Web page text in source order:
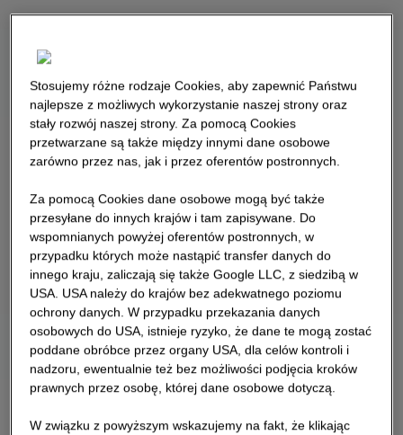
Stosujemy różne rodzaje Cookies, aby zapewnić Państwu
najlepsze z możliwych wykorzystanie naszej strony oraz
stały rozwój naszej strony. Za pomocą Cookies
przetwarzane są także między innymi dane osobowe
zarówno przez nas, jak i przez oferentów postronnych.
Za pomocą Cookies dane osobowe mogą być także
przesyłane do innych krajów i tam zapisywane. Do
wspomnianych powyżej oferentów postronnych, w
przypadku których może nastąpić transfer danych do
innego kraju, zaliczają się także Google LLC, z siedzibą w
USA. USA należy do krajów bez adekwatnego poziomu
ochrony danych. W przypadku przekazania danych
osobowych do USA, istnieje ryzyko, że dane te mogą zostać
poddane obróbce przez organy USA, dla celów kontroli i
nadzoru, ewentualnie też bez możliwości podjęcia kroków
prawnych przez osobę, której dane osobowe dotyczą.
W związku z powyższym wskazujemy na fakt, że klikając